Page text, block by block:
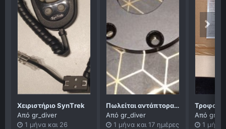
Χειριστήριο SynΤrek
Από gr_diver
1 μήνα και 26
Πωλείται αντάπτορας σέλας ADM για SkyWatcher AZ-EQ5 και Orion Sirius AZ/EQ-G
Από gr_diver
1 μήνα και 17 ημέρες
Από
1 μήνα